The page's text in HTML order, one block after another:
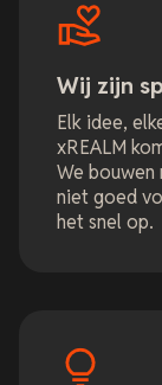
Wij zijn
Elk idee,
xREALM
We
niet goed
het snel op.